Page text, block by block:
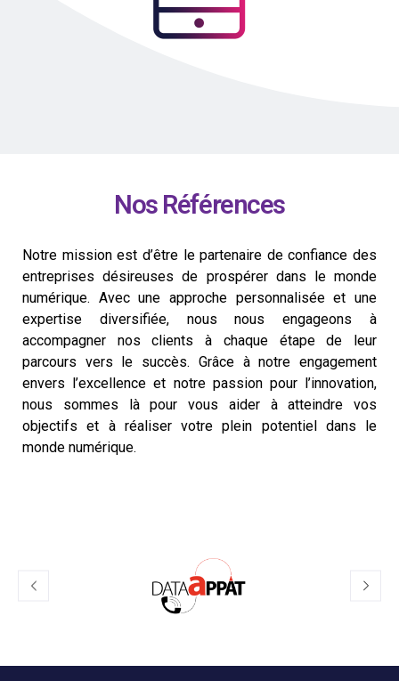
Nos Références
Notre mission est d’être le partenaire de confiance des
entreprises désireuses de prospérer dans le monde
numérique. Avec une approche personnalisée et une
expertise diversifiée, nous nous engageons à
accompagner nos clients à chaque étape de leur
parcours vers le succès. Grâce à notre engagement
envers l’excellence et notre passion pour l’innovation,
nous sommes là pour vous aider à atteindre vos
objectifs et à réaliser votre plein potentiel dans le
monde numérique.